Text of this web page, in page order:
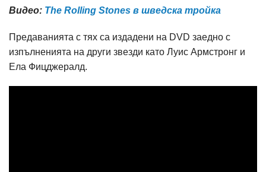
Видео: The Rolling Stones в шведска тройка
Предаванията с тях са издадени на DVD заедно с
изпълненията на други звезди като Луис Армстронг и
Ела Фицджералд.